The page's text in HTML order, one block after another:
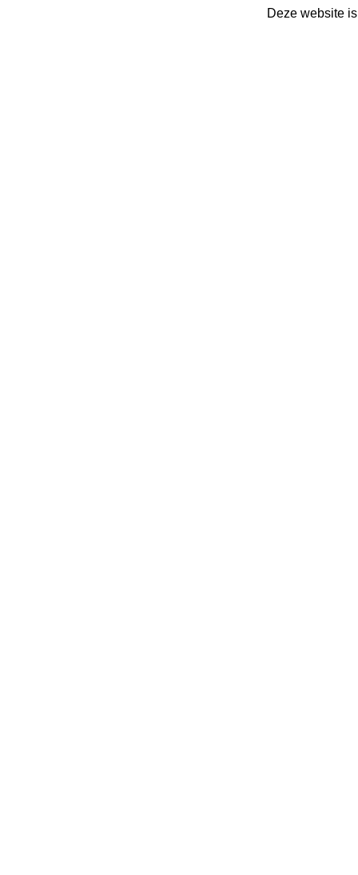
Deze website